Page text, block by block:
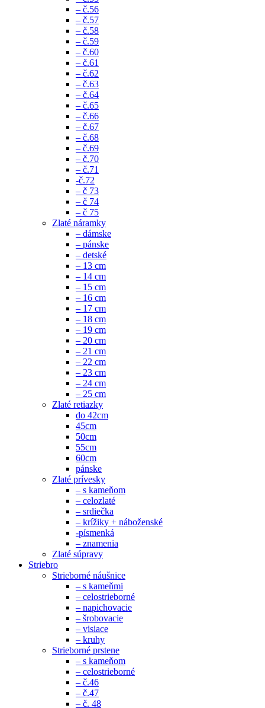
– č.56
– č.57
– č.58
– č.59
– č.60
– č.61
– č.62
– č.63
– č.64
– č.65
– č.66
– č.67
– č.68
– č.69
– č.70
– č.71
-č.72
– č 73
– č 74
– č 75
Zlaté náramky
– dámske
– pánske
– detské
– 13 cm
– 14 cm
– 15 cm
– 16 cm
– 17 cm
– 18 cm
– 19 cm
– 20 cm
– 21 cm
– 22 cm
– 23 cm
– 24 cm
– 25 cm
Zlaté retiazky
do 42cm
45cm
50cm
55cm
60cm
pánske
Zlaté prívesky
– s kameňom
– celozlaté
– srdiečka
– krížiky + náboženské
-písmenká
– znamenia
Zlaté súpravy
Striebro
Strieborné náušnice
– s kameňmi
– celostrieborné
– napichovacie
– šrobovacie
– visiace
– kruhy
Strieborné prstene
– s kameňom
– celostrieborné
– č.46
– č.47
– č. 48